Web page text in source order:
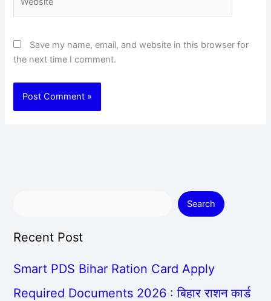
Save my name, email, and website in this browser for
the next time I comment.
Search
Recent Post
Smart PDS Bihar Ration Card Apply
Required Documents 2026 : बिहार राशन कार्ड